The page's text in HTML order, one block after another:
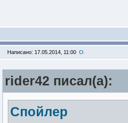
Написано: 17.05.2014, 11:00
rider42 писал(a):
Спойлер